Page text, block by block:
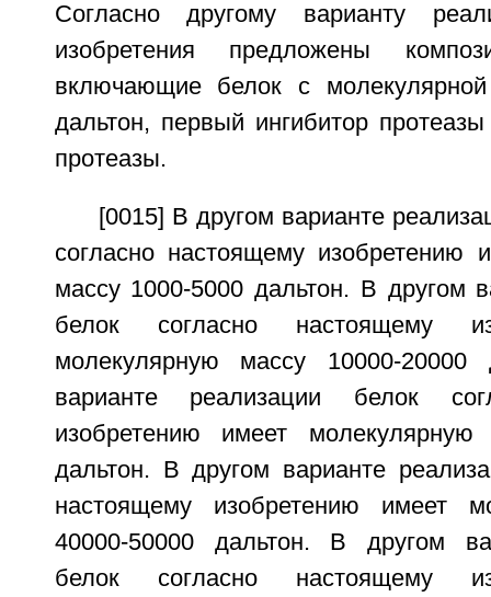
Согласно другому варианту
изобретения предложены
включающие белок с
дальтон, первый ингибитор
протеазы.
[0015] В другом варианте
согласно настоящему изобретению
массу 1000-5000 дальтон. В другом
белок согласно настоящему
молекулярную массу 10000-
варианте реализации белок
изобретению имеет молекулярную
дальтон. В другом варианте
настоящему изобретению имеет
40000-50000 дальтон. В другом
белок согласно настоящему